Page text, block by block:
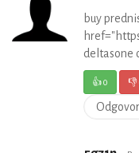
buy
deltasone
👍0 👎